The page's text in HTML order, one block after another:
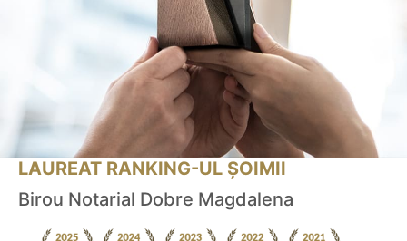
LAUREAT RANKING-UL ȘOIMII
Birou Notarial Dobre Magdalena